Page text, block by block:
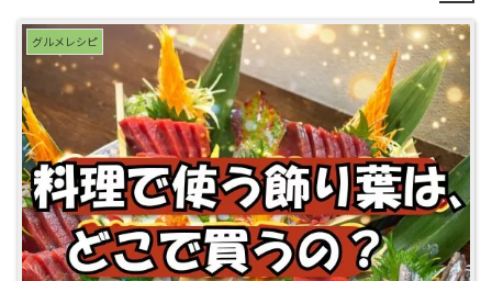
グルメレシピ